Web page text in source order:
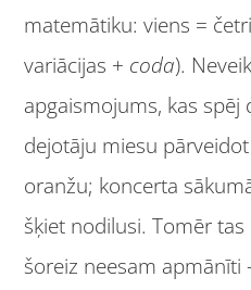
matemātiku: viens =
variācijas + coda).
apgaismojums, kas spēj
dejotāju miesu
oranžu; koncerta
šķiet nodilusi. Tomēr
šoreiz neesam apmānīti